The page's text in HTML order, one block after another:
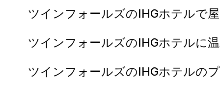
ツインフォールズのIHGホテルで
ツインフォールズのIHGホテルに
ツインフォールズのIHGホテルの